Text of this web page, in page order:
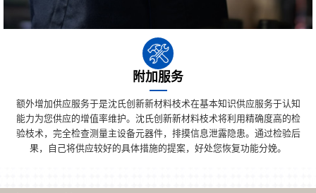
附加服务
额外增加供应服务于是沈氏创新新材料枝术在基本知识供应服务于认知
能力为您供应的增值率维护。沈氏创新新材料枝术将利用精确度高的检
验枝术，完全检查测量主设备元器件，排摸信息泄露隐患。通过检验后
果，自己将供应较好的具体措施的提案，好处您恢复功能分娩。